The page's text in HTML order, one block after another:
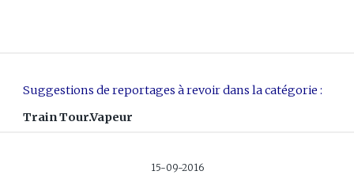
Suggestions de reportages à revoir dans la catégorie :
Train Tour.Vapeur
15-09-2016